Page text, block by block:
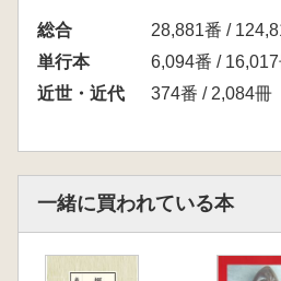
おわりに
第二部 変 奏
第二章 近世初期舞楽の再
達筆「舞楽図屛風」
第三節 三宝院覚定と舞御
第三章 徳川将軍家と舞楽
総合
28,881番 /
単行本
6,094番 /
近世・近代
374番 / 2,084冊
一緒に買われている本